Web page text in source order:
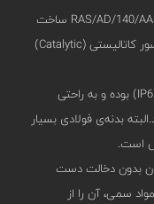
دتکتور گاز اوجیونی (Oggioni) RAS-AD مدل RAS/AD/140/AAS ساخت
کشور ایتالیا برای تشخیص گاز آمونیاک با سنسور کاتالیستی (Catalytic)
این محصول دارای بدنه‌‌ی آلومینیومی مقاوم (IP65) بوده و به راحتی
بدنه‌ی فولادی بسیار
بدون دخالت دست
سمی، آن را از